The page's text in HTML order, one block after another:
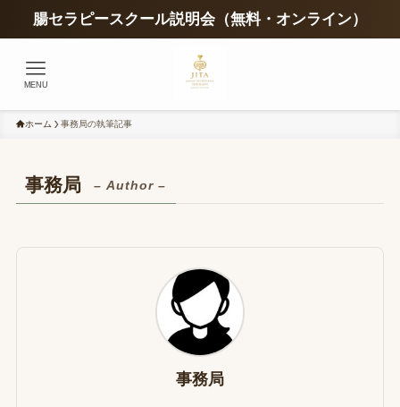
腸セラピースクール説明会（無料・オンライン）
MENU
ホーム 事務局の執筆記事
事務局 – Author –
事務局